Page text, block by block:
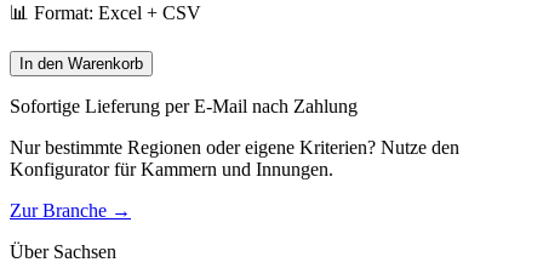
📊 Format: Excel + CSV
In den Warenkorb
Sofortige Lieferung per E-Mail nach Zahlung
Nur bestimmte Regionen oder eigene Kriterien? Nutze den
Konfigurator fürKammern und Innungen.
Zur Branche →
Über Sachsen